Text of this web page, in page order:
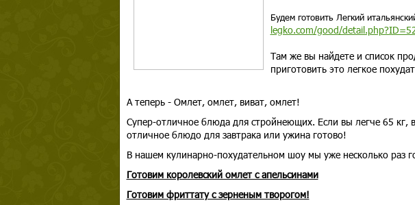
Будем готовить Легкий
legko.com/good/
Там же вы найдете и список
приготовить это легкое
А теперь - Омлет, омлет, виват, омлет!
Супер-отличное блюда для стройнеющих. Если вы легче 65 кг,
отличное блюдо для завтрака или ужина готово!
В нашем кулинарно-похудательном шоу мы уже несколько раз
Готовим королевский омлет с апельсинами
Готовим фриттату с зерненым творогом!